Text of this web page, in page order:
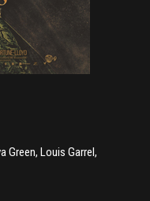
Green,Louis Garrel,